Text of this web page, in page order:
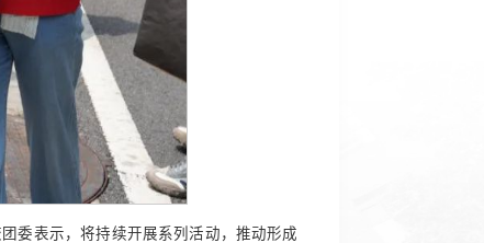
委表示，将持续开展系列活动，推动形成